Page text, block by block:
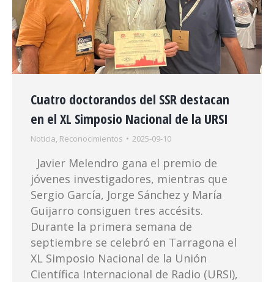
Cuatro doctorandos del SSR destacan
en el XL Simposio Nacional de la URSI
Noticia, Reconocimientos 2025-09-10
Javier Melendro gana el premio de
jóvenes investigadores, mientras que
Sergio García, Jorge Sánchez y María
Guijarro consiguen tres accésits.
Durante la primera semana de
septiembre se celebró en Tarragona el
XL Simposio Nacional de la Unión
Científica Internacional de Radio (URSI),